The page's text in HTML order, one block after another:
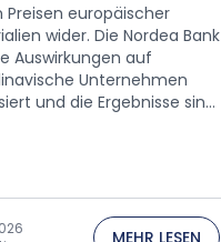
Preisen europäischer
wider. Die Nordea Bank
Auswirkungen auf
Unternehmen
und die Ergebnisse sind
MEHR LESEN